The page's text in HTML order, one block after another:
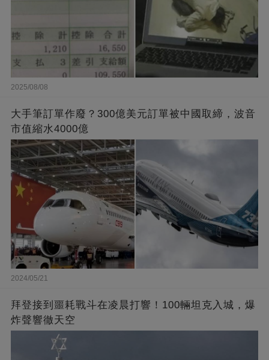
2025/08/08
大手筆訂單作廢？300億美元訂單被中國取締，波音
市值縮水4000億
2024/05/21
拜登接到噩耗戰斗在凌晨打響！100輛坦克入城，爆
炸聲響徹天空